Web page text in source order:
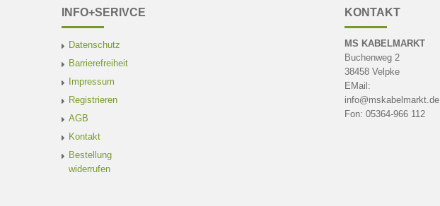
INFO+SERIVCE
Datenschutz
Barrierefreiheit
Impressum
Registrieren
AGB
Kontakt
Bestellung
widerrufen
KONTAKT
MS KABELMARKT
Buchenweg 2
38458 Velpke
EMail:
info@mskabelmarkt.de
Fon: 05364-966 112